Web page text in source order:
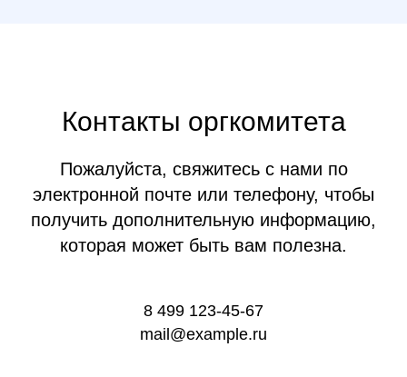
Контакты оргкомитета
Пожалуйста, свяжитесь с нами по
электронной почте или телефону, чтобы
получить дополнительную информацию,
которая может быть вам полезна.
8 499 123-45-67
mail@example.ru